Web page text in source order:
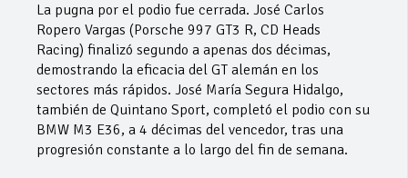
La pugna por el podio fue cerrada. José Carlos
Ropero Vargas (Porsche 997 GT3 R, CD Heads
Racing) finalizó segundo a apenas dos décimas,
demostrando la eficacia del GT alemán en los
sectores más rápidos. José María Segura Hidalgo,
también de Quintano Sport, completó el podio con su
BMW M3 E36, a 4 décimas del vencedor, tras una
progresión constante a lo largo del fin de semana.